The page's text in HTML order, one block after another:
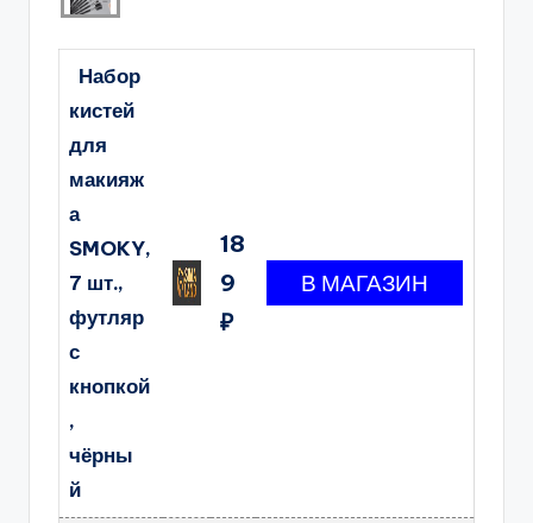
Набор
кистей
для
макияж
а
SMOKY,
7 шт.,
футляр
с
кнопкой
,
чёрны
й
18
9
₽